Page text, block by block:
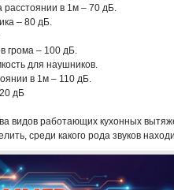
расстоянии в 1м – 70 дБ.
– 80 дБ.
грома – 100 дБ.
для наушников.
в 1м – 110 дБ.
дБ
видов работающих кухонных
среди какого рода звуков